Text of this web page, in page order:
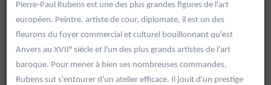
Pierre-Paul Rubens est une des plus grandes figures de l'art
européen. Peintre, artiste de cour, diplomate, il est un des
fleurons du foyer commercial et culturel bouillonnant qu'est
Anvers au XVIIe siècle et l'un des plus grands artistes de l'art
baroque. Pour mener à bien ses nombreuses commandes,
Rubens sut s'entourer d'un atelier efficace. Il jouit d'un prestige